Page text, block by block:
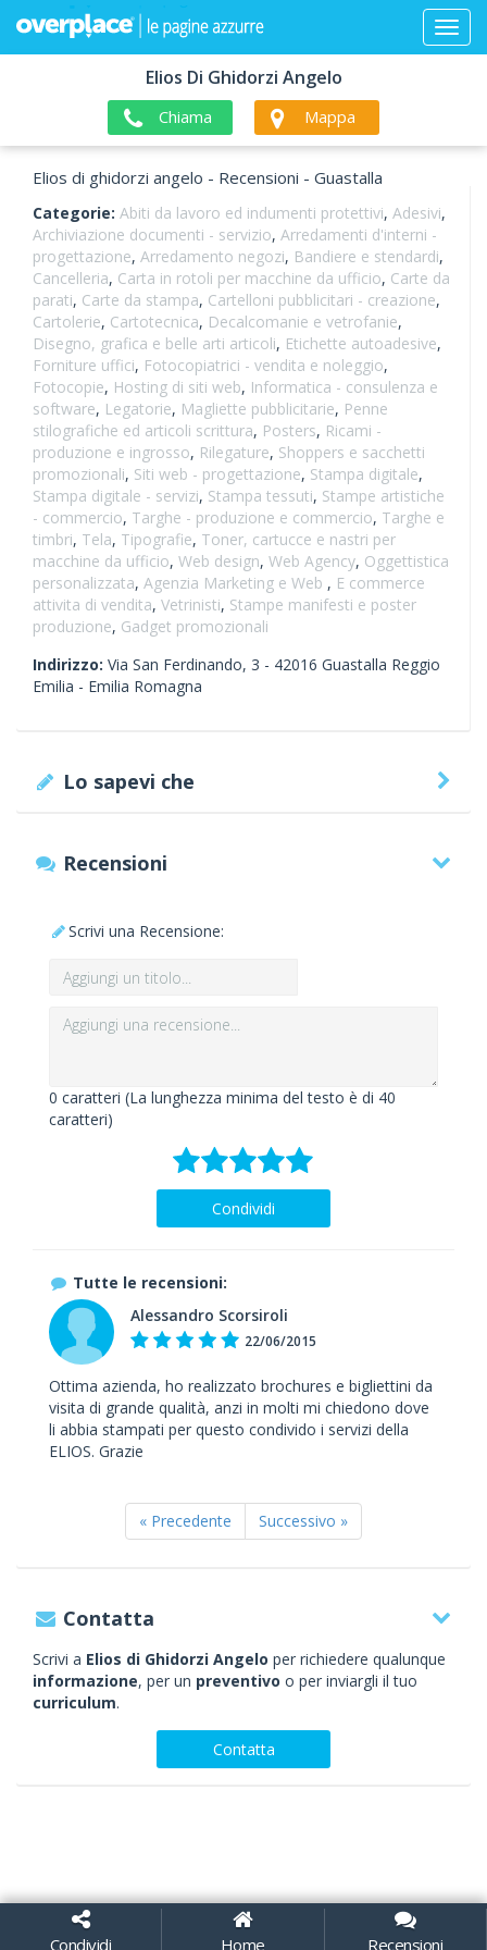
Elios Di Ghidorzi Angelo
Chiama Mappa
Elios di ghidorzi angelo - Recensioni - Guastalla
Categorie: Abiti da lavoro ed indumenti protettivi, Adesivi,
Archiviazione documenti - servizio, Arredamenti d'interni -
progettazione, Arredamento negozi, Bandiere e stendardi,
Cancelleria, Carta in rotoli per macchine da ufficio, Carte da
parati, Carte da stampa, Cartelloni pubblicitari - creazione,
Cartolerie, Cartotecnica, Decalcomanie e vetrofanie,
Disegno, grafica e belle arti articoli, Etichette autoadesive,
Forniture uffici, Fotocopiatrici - vendita e noleggio,
Fotocopie, Hosting di siti web, Informatica - consulenza e
software, Legatorie, Magliette pubblicitarie, Penne
stilografiche ed articoli scrittura, Posters, Ricami -
produzione e ingrosso, Rilegature, Shoppers e sacchetti
promozionali, Siti web - progettazione, Stampa digitale,
Stampa digitale - servizi, Stampa tessuti, Stampe artistiche
- commercio, Targhe - produzione e commercio, Targhe e
timbri, Tela, Tipografie, Toner, cartucce e nastri per
macchine da ufficio, Web design, Web Agency, Oggettistica
personalizzata, Agenzia Marketing e Web , E commerce
attivita di vendita, Vetrinisti, Stampe manifesti e poster
produzione, Gadget promozionali
Indirizzo: Via San Ferdinando, 3 - 42016 Guastalla Reggio
Emilia - Emilia Romagna
Lo sapevi che
Recensioni
Scrivi una Recensione:
0 caratteri (La lunghezza minima del testo è di 40
caratteri)
Condividi
Tutte le recensioni:
Alessandro Scorsiroli
22/06/2015
Ottima azienda, ho realizzato brochures e bigliettini da
visita di grande qualità, anzi in molti mi chiedono dove
li abbia stampati per questo condivido i servizi della
ELIOS. Grazie
« Precedente Successivo »
Contatta
Scrivi a Elios di Ghidorzi Angelo per richiedere qualunque
informazione, per un preventivo o per inviargli il tuo
curriculum.
Contatta
Condividi Home Recensioni